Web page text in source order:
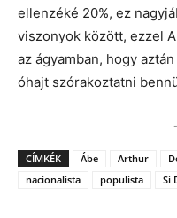
ellenzéké 20%, ez
viszonyok között, ezzel
az ágyamban, hogy
óhajt szórakoztatni
CÍMKÉK Ábe Arthur
nacionalista
populista Si